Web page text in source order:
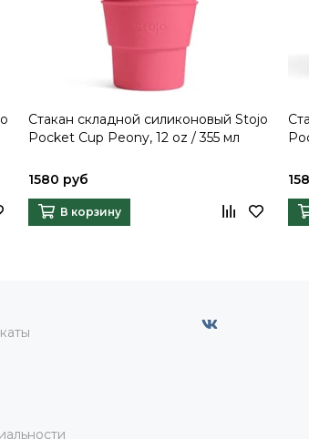
Стакан складной силиконовый Stojo
Pocket Cup Peony, 12 oz / 355 мл
1580 руб
В корзину